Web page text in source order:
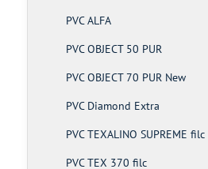
PVC ALFA
PVC OBJECT 50 PUR
PVC OBJECT 70 PUR New
PVC Diamond Extra
PVC TEXALINO SUPREME filc
PVC TEX 370 filc